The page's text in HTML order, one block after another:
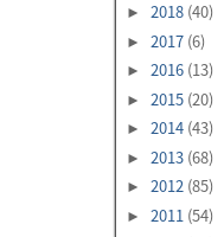
► 2018 (40)
► 2017 (6)
► 2016 (13)
► 2015 (20)
► 2014 (43)
► 2013 (68)
► 2012 (85)
► 2011 (54)